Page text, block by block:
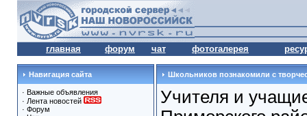
главная форум чат фотогалерея
Навигация сайта
· Важные объявления
· Лента новостей
· Форум
Школьников познакомили с
Учителя и